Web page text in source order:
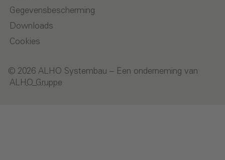
Gegevensbescherming
Downloads
Cookies
© 2026 ALHO Systembau – Een onderneming van
ALHO Gruppe